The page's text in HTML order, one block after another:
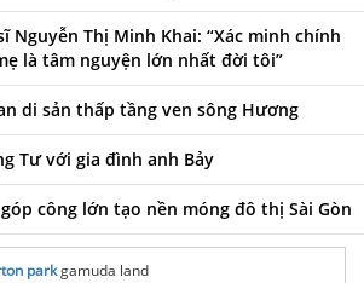
Nguyễn Thị Minh Khai: “Xác minh chính
là tâm nguyện lớn nhất đời tôi”
di sản thấp tầng ven sông Hương
Tư với gia đình anh Bảy
công lớn tạo nền móng đô thị Sài Gòn
parkgamuda land